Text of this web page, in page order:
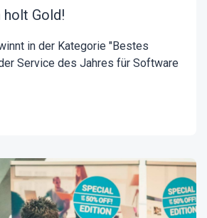
holt Gold!
in der Kategorie "Bestes
Service des Jahres für Software